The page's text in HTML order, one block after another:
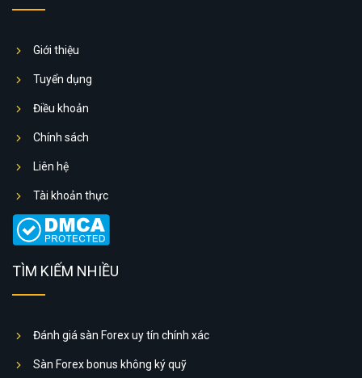
Giới thiệu
Tuyển dụng
Điều khoản
Chính sách
Liên hệ
Tài khoản thực
TÌM KIẾM NHIỀU
Đánh giá sàn Forex uy tín chính xác
Sàn Forex bonus không ký quỹ